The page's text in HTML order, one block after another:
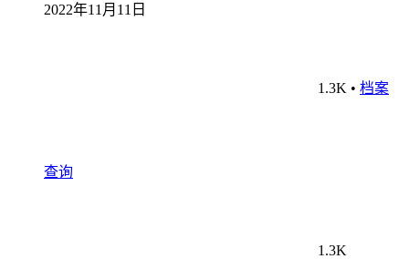
2022年11月11日
1.3K • 档案
查询
1.3K